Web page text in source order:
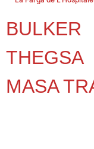
BULKER
THEGSA
MASA